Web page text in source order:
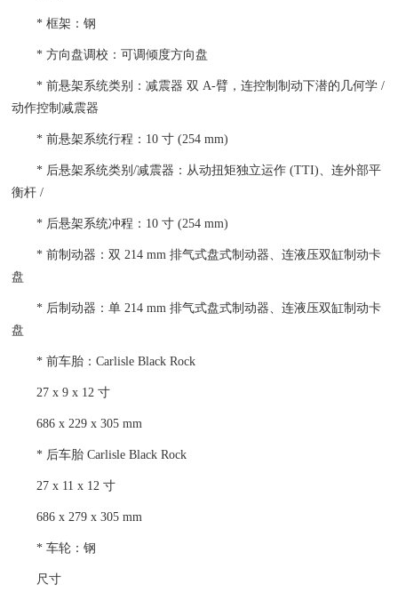
* 框架：钢
* 方向盘调校：可调倾度方向盘
* 前悬架系统类别：减震器 双 A-臂，连控制制动下潜的几何学 /
动作控制减震器
* 前悬架系统行程：10 寸 (254 mm)
* 后悬架系统类别/减震器：从动扭矩独立运作 (TTI)、连外部平
衡杆 /
* 后悬架系统冲程：10 寸 (254 mm)
* 前制动器：双 214 mm 排气式盘式制动器、连液压双缸制动卡
盘
* 后制动器：单 214 mm 排气式盘式制动器、连液压双缸制动卡
盘
* 前车胎：Carlisle Black Rock
27 x 9 x 12 寸
686 x 229 x 305 mm
* 后车胎 Carlisle Black Rock
27 x 11 x 12 寸
686 x 279 x 305 mm
* 车轮：钢
尺寸